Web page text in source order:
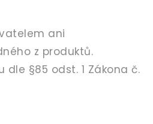
ani
z produktů.
dle §85 odst. 1 Zákona č.